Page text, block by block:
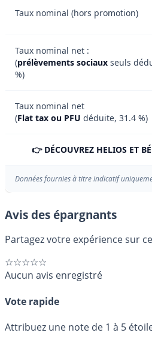
Taux nominal (hors promotion)
Taux nominal net :
(prélèvements sociaux seuls
%)
Taux nominal net
(Flat tax ou PFU déduite, 31.4 %)
👉 DÉCOUVREZ HELIOS ET
Données fournies à titre indicatif
Avis des épargnants
Partagez votre expérience sur
☆☆☆☆☆
Aucun avis enregistré
Vote rapide
Attribuez une note de 1 à 5